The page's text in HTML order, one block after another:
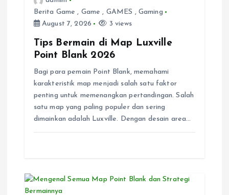
Berita Game , Game , GAMES , Gaming
August 7, 2026
3 views
Tips Bermain di Map Luxville
Point Blank 2026
Bagi para pemain Point Blank, memahami
karakteristik map menjadi salah satu faktor
penting untuk memenangkan pertandingan. Salah
satu map yang paling populer dan sering
dimainkan adalah Luxville. Dengan desain area…